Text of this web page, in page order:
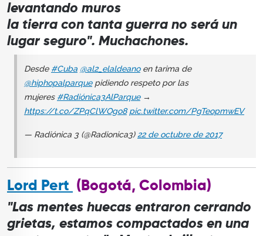
levantando muros
la tierra con tanta guerra no será un
lugar seguro". Muchachones.
Desde #Cuba @al2_elaldeanoen tarima de
@hiphopalparquepidiendo respeto por las
mujeres #Radiónica3AlParque→
https://t.co/ZPqClWOgo8 pic.twitter.com/PgTeopmwEV
— Radiónica 3 (@Radionica3)22 de octubre de 2017
Lord Pert (Bogotá, Colombia)
"Las mentes huecas entraron cerrando
grietas, estamos compactados en una